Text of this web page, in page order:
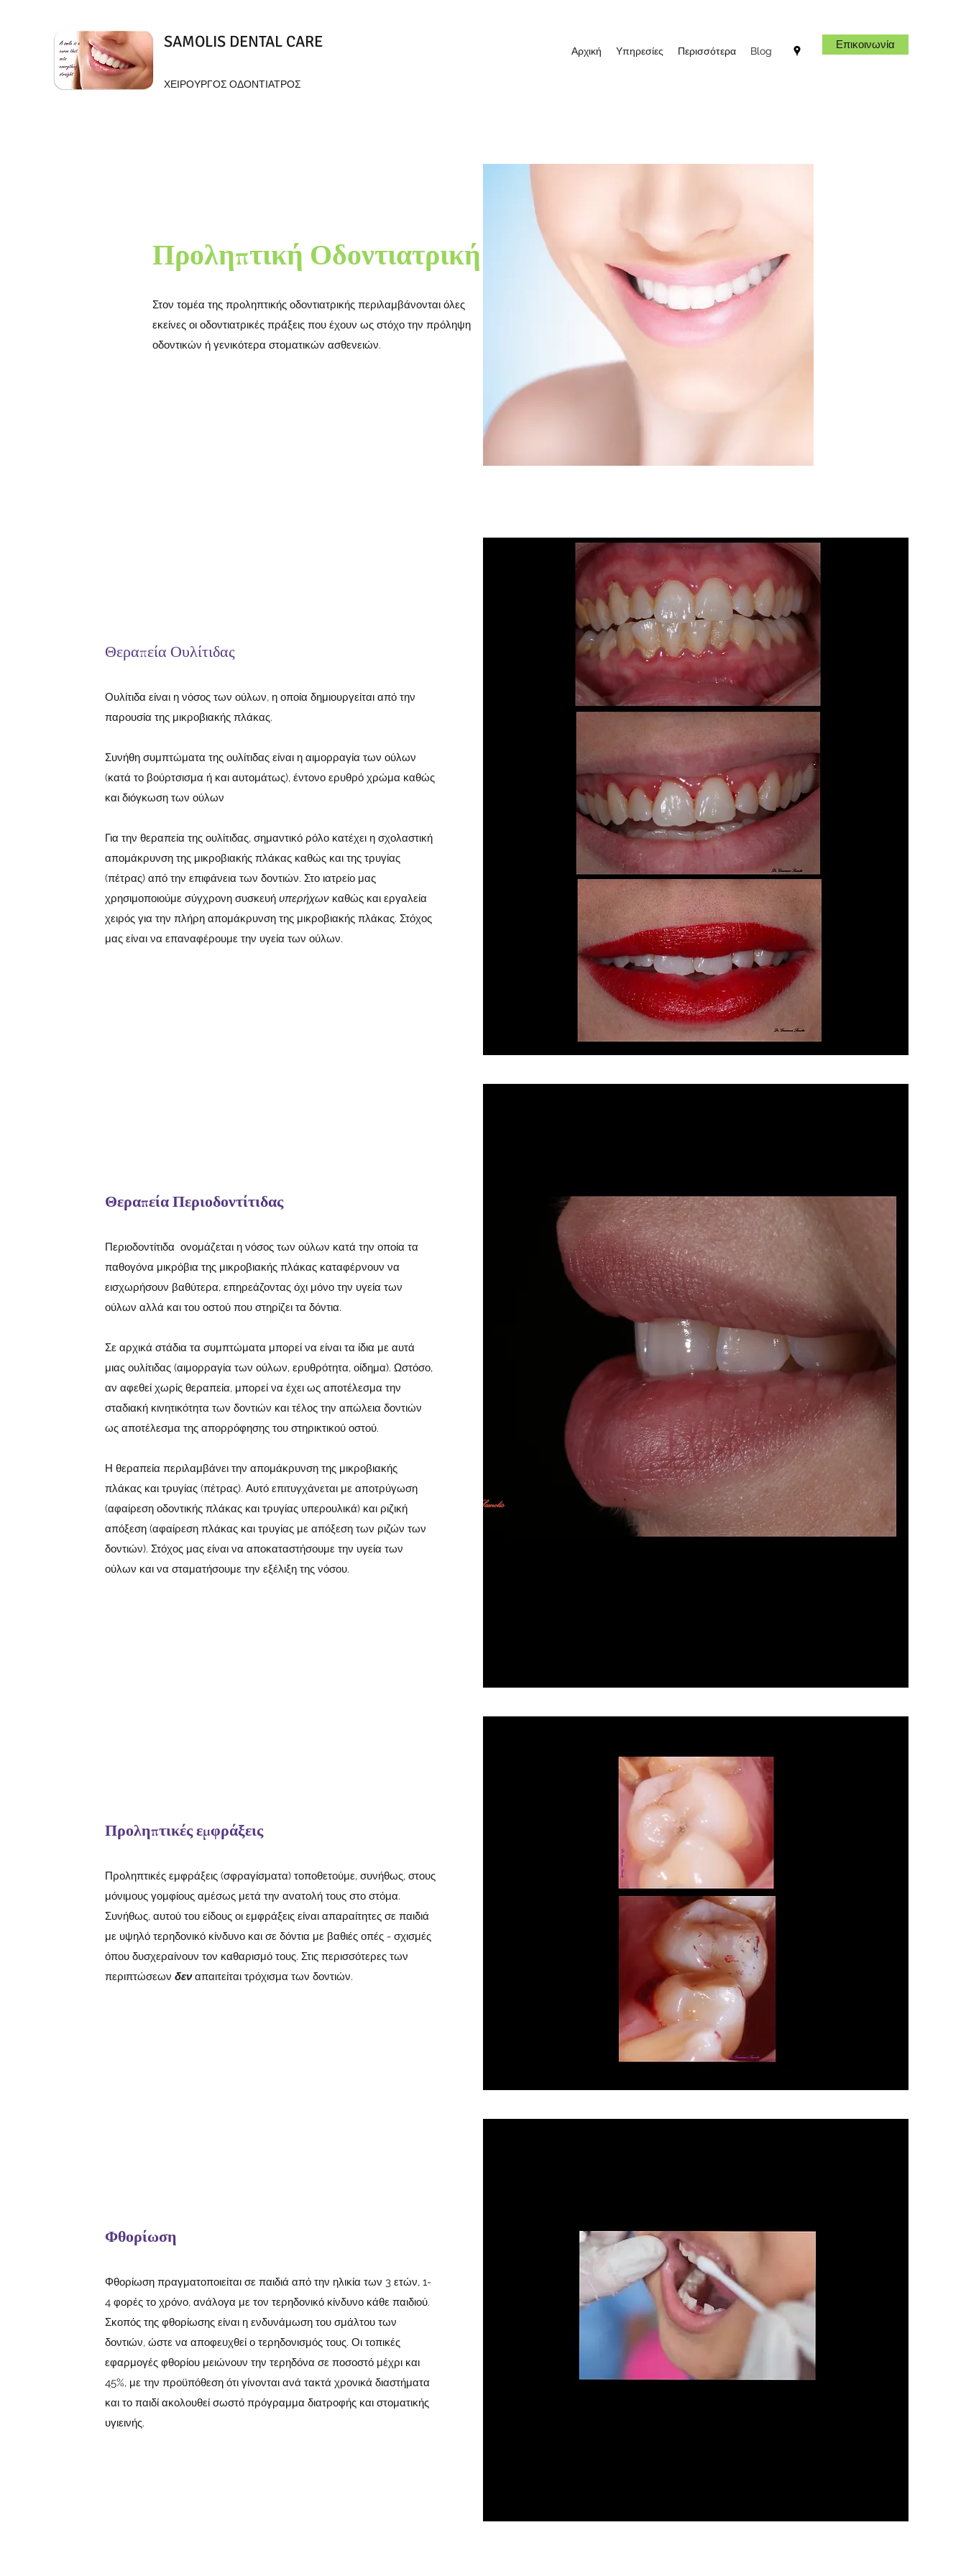
SAMOLIS DENTAL CARE
ΧΕΙΡΟΥΡΓΟΣ ΟΔΟΝΤΙΑΤΡΟΣ
Αρχική Υπηρεσίες Περισσότερα Blog Επικοινωνία
Προληπτική Οδοντιατρική
Στον τομέα της προληπτικής οδοντιατρικής περιλαμβάνονται όλες
εκείνες οι οδοντιατρικές πράξεις που έχουν ως στόχο την πρόληψη
οδοντικών ή γενικότερα στοματικών ασθενειών.
Θεραπεία Ουλίτιδας
Ουλίτιδα είναι η νόσος των ούλων, η οποία δημιουργείται από την
παρουσία της μικροβιακής πλάκας.
Συνήθη συμπτώματα της ουλίτιδας είναι η αιμορραγία των ούλων
(κατά το βούρτσισμα ή και αυτομάτως), έντονο ερυθρό χρώμα καθώς
και διόγκωση των ούλων
Για την θεραπεία της ουλίτιδας, σημαντικό ρόλο κατέχει η σχολαστική
απομάκρυνση της μικροβιακής πλάκας καθώς και της τρυγίας
(πέτρας) από την επιφάνεια των δοντιών. Στο ιατρείο μας
χρησιμοποιούμε σύγχρονη συσκευή υπερήχων καθώς και εργαλεία
χειρός για την πλήρη απομάκρυνση της μικροβιακής πλάκας. Στόχος
μας είναι να επαναφέρουμε την υγεία των ούλων.
Θεραπεία Περιοδοντίτιδας
Περιοδοντίτιδα ονομάζεται η νόσος των ούλων κατά την οποία τα
παθογόνα μικρόβια της μικροβιακής πλάκας καταφέρνουν να
εισχωρήσουν βαθύτερα, επηρεάζοντας όχι μόνο την υγεία των
ούλων αλλά και του οστού που στηρίζει τα δόντια.
Σε αρχικά στάδια τα συμπτώματα μπορεί να είναι τα ίδια με αυτά
μιας ουλίτιδας (αιμορραγία των ούλων, ερυθρότητα, οίδημα). Ωστόσο,
αν αφεθεί χωρίς θεραπεία, μπορεί να έχει ως αποτέλεσμα την
σταδιακή κινητικότητα των δοντιών και τέλος την απώλεια δοντιών
ως αποτέλεσμα της απορρόφησης του στηρικτικού οστού.
Η θεραπεία περιλαμβάνει την απομάκρυνση της μικροβιακής
πλάκας και τρυγίας (πέτρας). Αυτό επιτυγχάνεται με αποτρύγωση
(αφαίρεση οδοντικής πλάκας και τρυγίας υπερουλικά) και ριζική
απόξεση (αφαίρεση πλάκας και τρυγίας με απόξεση των ριζών των
δοντιών). Στόχος μας είναι να αποκαταστήσουμε την υγεία των
ούλων και να σταματήσουμε την εξέλιξη της νόσου.
Προληπτικές εμφράξεις
Προληπτικές εμφράξεις (σφραγίσματα) τοποθετούμε, συνήθως, στους
μόνιμους γομφίους αμέσως μετά την ανατολή τους στο στόμα.
Συνήθως, αυτού του είδους οι εμφράξεις είναι απαραίτητες σε παιδιά
με υψηλό τερηδονικό κίνδυνο και σε δόντια με βαθιές οπές - σχισμές
όπου δυσχεραίνουν τον καθαρισμό τους. Στις περισσότερες των
περιπτώσεων δεναπαιτείται τρόχισμα των δοντιών.
Φθορίωση
Φθορίωση πραγματοποιείται σε παιδιά από την ηλικία των 3 ετών, 1-
4 φορές το χρόνο, ανάλογα με τον τερηδονικό κίνδυνο κάθε παιδιού.
Σκοπός της φθορίωσης είναι η ενδυνάμωση του σμάλτου των
δοντιών, ώστε να αποφευχθεί ο τερηδονισμός τους. Οι τοπικές
εφαρμογές φθορίου μειώνουν την τερηδόνα σε ποσοστό μέχρι και
45%, με την προϋπόθεση ότι γίνονται ανά τακτά χρονικά διαστήματα
και το παιδί ακολουθεί σωστό πρόγραμμα διατροφής και στοματικής
υγιεινής.